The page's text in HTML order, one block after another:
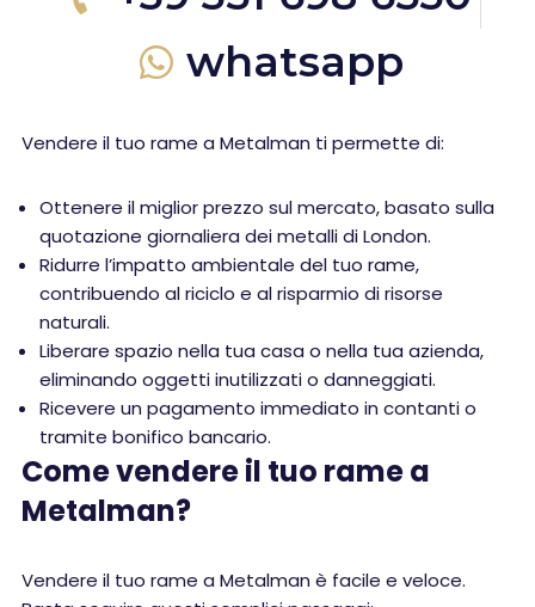
whatsapp
Vendere il tuo rame a Metalman ti permette di:
Ottenere il miglior prezzo sul mercato, basato sulla
quotazione giornaliera dei metalli di London.
Ridurre l’impatto ambientale del tuo rame,
contribuendo al riciclo e al risparmio di risorse
naturali.
Liberare spazio nella tua casa o nella tua azienda,
eliminando oggetti inutilizzati o danneggiati.
Ricevere un pagamento immediato in contanti o
tramite bonifico bancario.
Come vendere il tuo rame a
Metalman?
Vendere il tuo rame a Metalman è facile e veloce.